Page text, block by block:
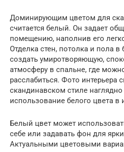
Доминирующим цветом для
считается белый. Он задает
помещению, наполнив его
Отделка стен, потолка и пола
создать умиротворяющую,
атмосферу в спальне, где
расслабиться. Фото интерьера
скандинавском стиле
использование белого цвета в
Белый цвет может
себе или задавать фон для
Актуальными цветовыми